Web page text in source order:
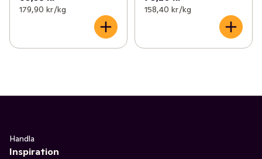
179,90 kr /kg 158,40 kr /kg
Handla
Inspiration